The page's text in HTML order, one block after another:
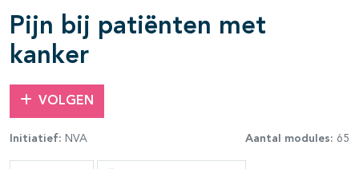
Pijn bij patiënten met
kanker
VOLGEN
Initiatief: NVA Aantal modules: 65